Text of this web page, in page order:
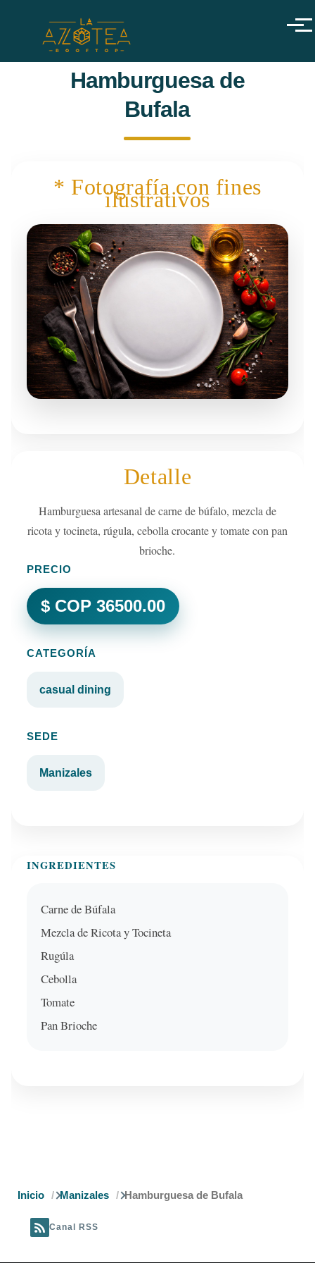
Menú
Hamburguesa de
Bufala
* Fotografía con fines
ilustrativos
Detalle
Hamburguesa artesanal de carne de búfalo, mezcla de
ricota y tocineta, rúgula, cebolla crocante y tomate con pan
brioche.
PRECIO
$ COP 36500.00
CATEGORÍA
casual dining
SEDE
Manizales
INGREDIENTES
Carne de Búfala
Mezcla de Ricota y Tocineta
Rugúla
Cebolla
Tomate
Pan Brioche
Ruta
Inicio Manizales Hamburguesa de Bufala
Canal RSS